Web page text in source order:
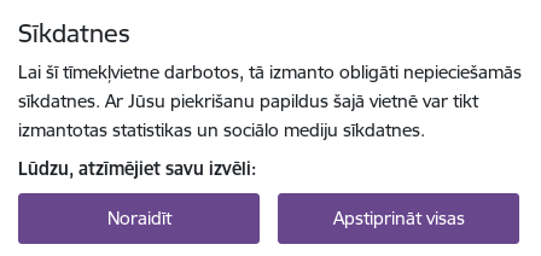
Sīkdatnes
Lai šī tīmekļvietne darbotos, tā izmanto obligāti nepieciešamās
sīkdatnes. Ar Jūsu piekrišanu papildus šajā vietnē var tikt
izmantotas statistikas un sociālo mediju sīkdatnes.
Lūdzu, atzīmējiet savu izvēli:
Noraidīt Apstiprināt visas